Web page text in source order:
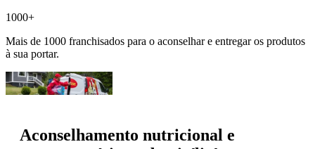
1000+
Mais de 1000 franchisados para o aconselhar e entregar os produtos
à sua portar.
Aconselhamento nutricional e